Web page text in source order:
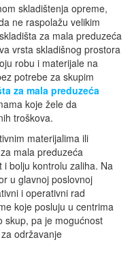
skladištenja opreme,
ne raspolažu velikim
za mala preduzeća
vrsta skladišnog prostora
robu i materijale na
potrebe za skupim
za mala preduzeća
koje žele da
troškova.
materijalima ili
mala preduzeća
bolju kontrolu zaliha. Na
u glavnoj poslovnoj
i operativni rad
koje posluju u centrima
skup, pa je mogućnost
održavanje